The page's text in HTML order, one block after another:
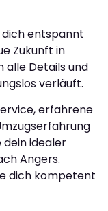
dich entspannt
Zukunft in
alle Details und
verläuft.
erfahrene
dein idealer
Angers.
dich kompetent